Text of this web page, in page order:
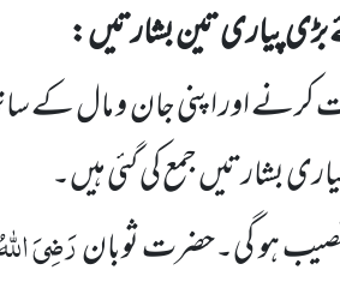
بڑی پیاری تین بشارتیں :
اور اپنی جان و مال کے
بشارتیں جمع کی گئی ہیں۔
ہو گی۔حضرت ثوبانرَضِیَ